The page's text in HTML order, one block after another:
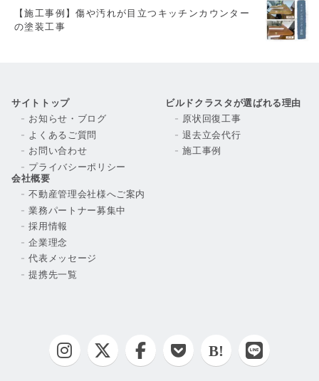
【施工事例】傷や汚れが目立つキッチンカウンター
の塗装工事
サイトトップ
お知らせ・ブログ
よくあるご質問
お問い合わせ
プライバシーポリシー
ビルドクラスタが選ばれる理由
原状回復工事
退去立会代行
施工事例
会社概要
不動産管理会社様へご案内
業務パートナー募集中
採用情報
企業理念
代表メッセージ
提携先一覧